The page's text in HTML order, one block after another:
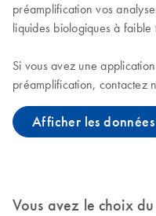
préamplification vos
liquides biologiques à faible
Si vous avez une
préamplification, contactez
Afficher les données
Vous avez le choix